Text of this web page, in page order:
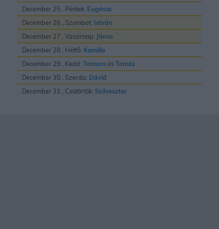
December 25., Péntek: Eugénia
December 26., Szombat: István
December 27., Vasárnap: János
December 28., Hétfő: Kamilla
December 29., Kedd: Tamara ésTamás
December 30., Szerda: Dávid
December 31., Csütörtök: Szilveszter